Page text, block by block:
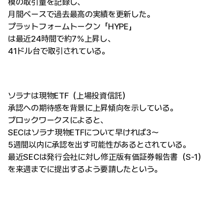
模の取引量を記録し、
月間ベースで過去最高の実績を更新した。
プラットフォームトークン「HYPE」
は最近24時間で約7％上昇し、
41ドル台で取引されている。
ソラナは現物ETF（上場投資信託）
承認への期待感を背景に上昇傾向を示している。
ブロックワークスによると、
SECはソラナ現物ETFについて早ければ3～
5週間以内に承認を出す可能性があるとされている。
最近SECは発行会社に対し修正版有価証券報告書（S-1）
を来週までに提出するよう要請したという。